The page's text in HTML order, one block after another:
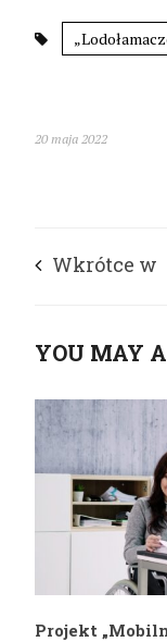
20 maja 2022
Wkrótce w
mistrzostwa
bezdomnych
YOU MAY
Projekt